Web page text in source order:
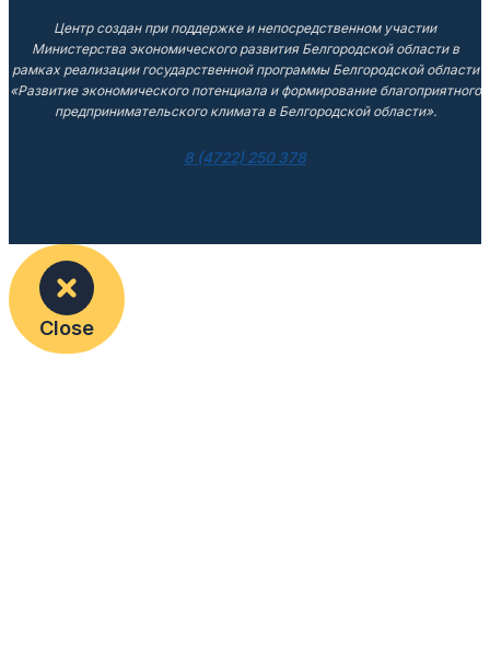
Центр создан при поддержке и непосредственном участии
Министерства экономического развития Белгородской области в
рамках реализации государственной программы Белгородской области
«Развитие экономического потенциала и формирование благоприятного
предпринимательского климата в Белгородской области».
8 (4722) 250 378
Close